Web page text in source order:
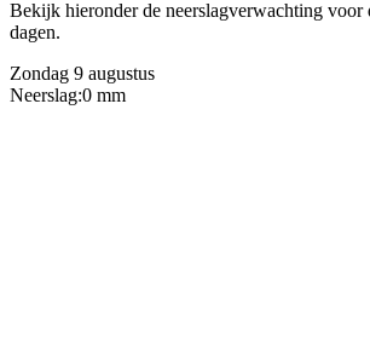
Bekijk hieronder de neerslagverwachting voor
dagen.
Zondag 9 augustus
Neerslag:0 mm